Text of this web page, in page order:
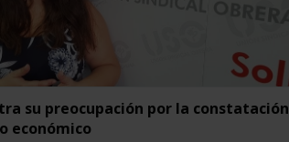
su preocupación por la constatación
económico